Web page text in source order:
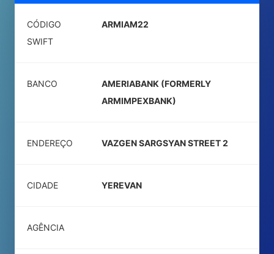
CÓDIGO
SWIFT
ARMIAM22
BANCO
AMERIABANK (FORMERLY
ARMIMPEXBANK)
ENDEREÇO VAZGEN SARGSYAN STREET 2
CIDADE YEREVAN
AGÊNCIA